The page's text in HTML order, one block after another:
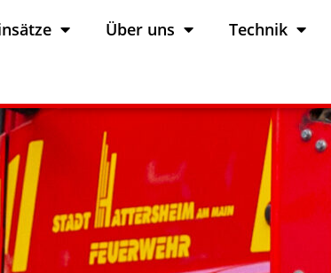
Über uns Technik